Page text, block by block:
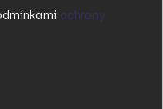
ochrany